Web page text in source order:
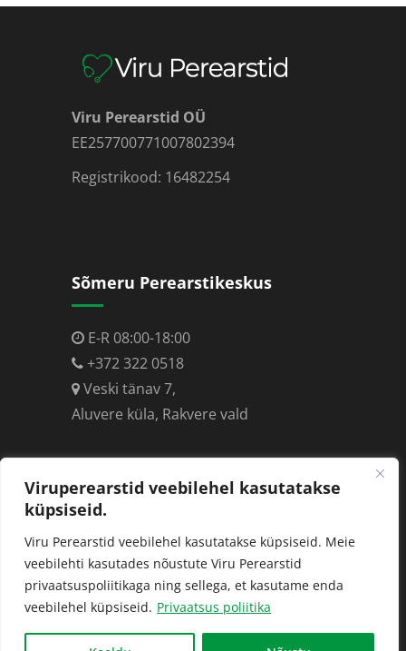
Viruperearstid veebilehel kasutatakse
küpsiseid.
Viru Perearstid veebilehel kasutatakse küpsiseid. Meie
veebilehti kasutades nõustute Viru Perearstid
privaatsuspoliitikaga ning sellega, et kasutame enda
veebilehel küpsiseid. Privaatsus poliitika
Viru Perearstid OÜ
EE257700771007802394
Registrikood: 16482254
Sõmeru Perearstikeskus
E-R 08:00-18:00
+372 322 0518
Veski tänav 7,
Aluvere küla, Rakvere vald
Perearst Toomas Kiis
E-R 08:00-16:00
T 08:00-18:00
+372 327 8344
Vilde 2a/1, Rakvere